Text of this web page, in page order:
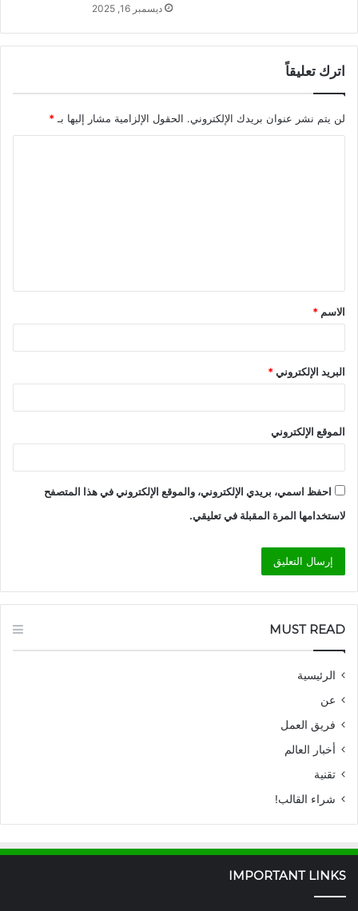
ديسمبر 16, 2025
اترك تعليقاً
لن يتم نشر عنوان بريدك الإلكتروني. الحقول الإلزامية مشار إليها بـ *
ق
*
الاسم *
البريد الإلكتروني*
الموقع الإلكتروني
احفظ اسمي، بريدي الإلكتروني، والموقع الإلكتروني في هذا المتصفح
لاستخدامها المرة المقبلة في تعليقي.
MUST READ
الرئيسية
عن
فريق العمل
أخبار العالم
تقنية
شراء القالب!
IMPORTANT LINKS